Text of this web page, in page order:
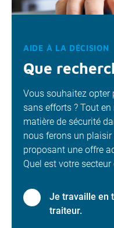
AIDE À LA DÉCISION
Que
Vous souhaitez opter
sans efforts ? Tout
matière de sécurité
nous ferons un
proposant une offre
Quel est votre secteur
Je travaille en
traiteur.